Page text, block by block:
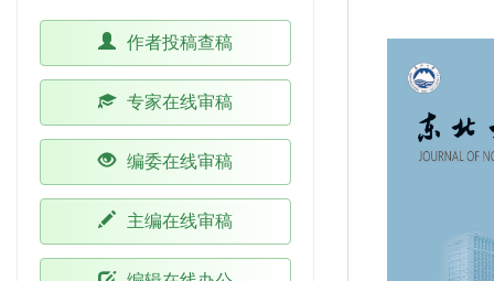
作者投稿查稿
专家在线审稿
编委在线审稿
主编在线审稿